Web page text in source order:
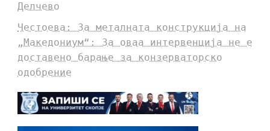
Делчево
Честоева: За металната конструкција на
„Македониум“: За оваа интервенција не е
доставено барање за конзерваторско
одобрение